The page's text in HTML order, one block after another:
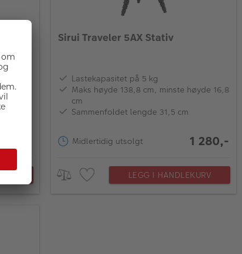
Sirui Traveler 5AX Stativ
Lastekapasitet på 5 kg
Maks høyde 138,8 cm, minste høyde 16,8
cm
Sammenfoldet lengde 31,5 cm
Midlertidig utsolgt 1 280,-
LEGG I HANDLEKURV